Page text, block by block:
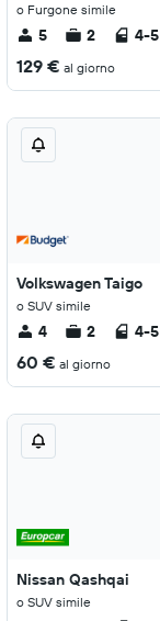
o Furgone simile
5 2 4-5
129 € al giorno
Volkswagen Taigo
o SUV simile
4 2 4-5
60 € al giorno
Nissan Qashqai
o SUV simile